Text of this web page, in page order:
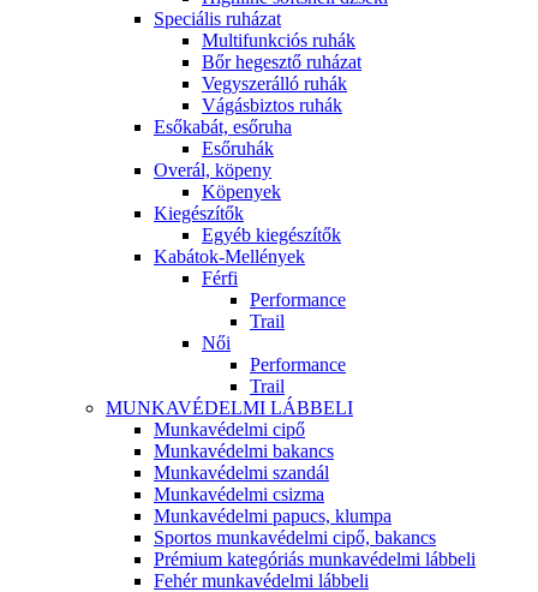
Speciális ruházat
Multifunkciós ruhák
Bőr hegesztő ruházat
Vegyszerálló ruhák
Vágásbiztos ruhák
Esőkabát, esőruha
Esőruhák
Overál, köpeny
Köpenyek
Kiegészítők
Egyéb kiegészítők
Kabátok-Mellények
Férfi
Performance
Trail
Női
Performance
Trail
MUNKAVÉDELMI LÁBBELI
Munkavédelmi cipő
Munkavédelmi bakancs
Munkavédelmi szandál
Munkavédelmi csizma
Munkavédelmi papucs, klumpa
Sportos munkavédelmi cipő, bakancs
Prémium kategóriás munkavédelmi lábbeli
Fehér munkavédelmi lábbeli